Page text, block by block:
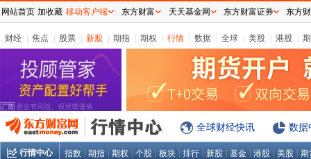
财经 焦点 股票 新股 期指 期权 行情 数据 全球 美股 港股
全球财经快讯 数据
行情中心 指数 期指 期权 个股 板块 排行 新股 基金 港股 美股 期
网站首页 加收藏 移动客户端 东方财富 天天基金网 东方财富证券 东方